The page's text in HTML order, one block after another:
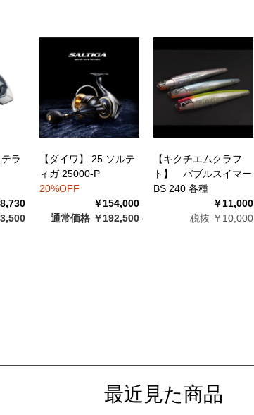
ラ
【ダイワ】 25 ソルテ
ィガ 25000-P
20%OFF
￥154,000
通常価格 ￥192,500
【キクチエムクラフ
ト】 バブルスイマー
BS 240 各種
￥11,000
税抜 ￥10,000
最近見た商品